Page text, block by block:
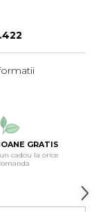
GRATIS
cadou la orice